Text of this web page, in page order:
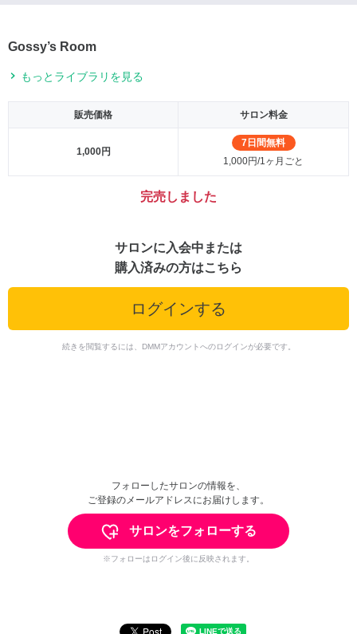
Gossy’s Room
もっとライブラリを見る
販売価格 サロン料金
1,000円
7日間無料
1,000円/1ヶ月ごと
完売しました
サロンに入会中または
購入済みの方はこちら
ログインする
続きを閲覧するには、DMMアカウントへのログインが必要です。
フォローしたサロンの情報を、
ご登録のメールアドレスにお届けします。
サロンをフォローする
※フォローはログイン後に反映されます。